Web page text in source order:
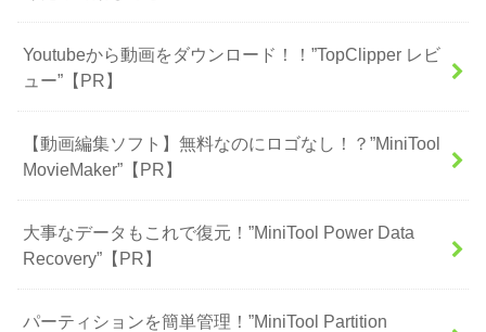
Youtubeから動画をダウンロード！！”TopClipper レビ
ュー”【PR】
【動画編集ソフト】無料なのにロゴなし！？”MiniTool
MovieMaker”【PR】
大事なデータもこれで復元！”MiniTool Power Data
Recovery”【PR】
パーティションを簡単管理！”MiniTool Partition